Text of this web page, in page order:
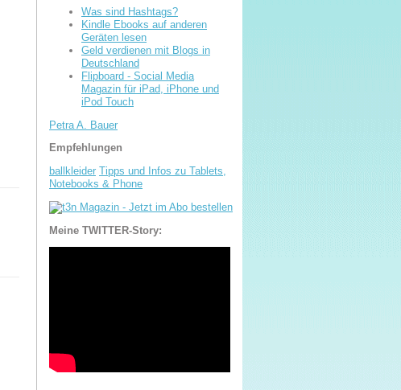
Was sind Hashtags?
Kindle Ebooks auf anderen
Geräten lesen
Geld verdienen mit Blogs in
Deutschland
Flipboard - Social Media
Magazin für iPad, iPhone und
iPod Touch
Petra A. Bauer
Empfehlungen
ballkleider Tipps und Infos zu Tablets,
Notebooks & Phone
Meine TWITTER-Story: